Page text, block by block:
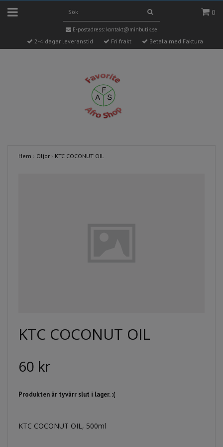
0
E-postadress: kontakt@minbutik.se
2-4 dagar leveranstid Fri frakt Betala med Faktura
Hem › Oljor › KTC COCONUT OIL
KTC COCONUT OIL
60 kr
Produkten är tyvärr slut i lager. :(
KTC COCONUT OIL, 500ml